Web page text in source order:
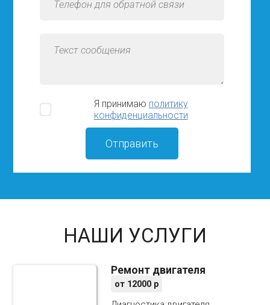
Я принимаю политику
конфиденциальности
НАШИ УСЛУГИ
Ремонт двигателя
от 12000р